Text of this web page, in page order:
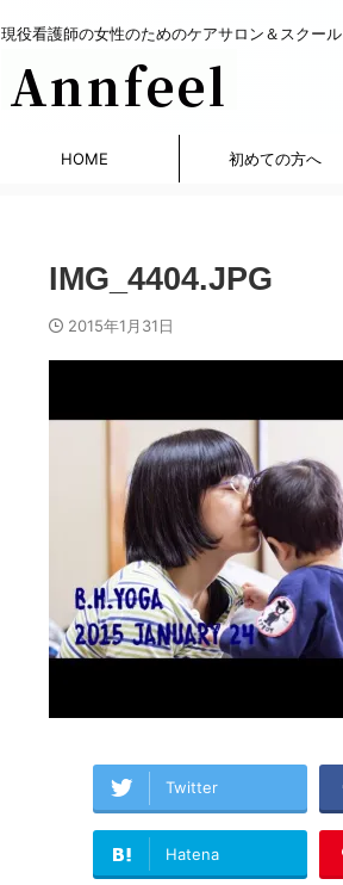
現役看護師の女性のためのケアサロン＆スクール
HOME 初めての方へ
IMG_4404.JPG
2015年1月31日
Twitter
Hatena